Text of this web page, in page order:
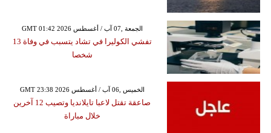
GMT 01:42 2026 الجمعة ,07 آب / أغسطس
تفشي الكوليرا في تشاد يتسبب في وفاة 13
شخصا
GMT 23:38 2026 الخميس ,06 آب / أغسطس
صاعقة تقتل لاعبا تايلانديا وتصيب 12 آخرين
خلال مباراة